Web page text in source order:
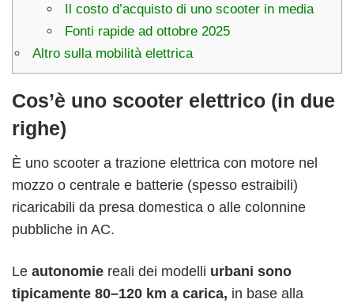
Il costo d’acquisto di uno scooter in media
Fonti rapide ad ottobre 2025
Altro sulla mobilità elettrica
Cos’è uno scooter elettrico (in due
righe)
È uno scooter a trazione elettrica con motore nel
mozzo o centrale e batterie (spesso estraibili)
ricaricabili da presa domestica o alle colonnine
pubbliche in AC.
Le autonomie reali dei modelli urbani sono
tipicamente 80–120 km a carica, in base alla